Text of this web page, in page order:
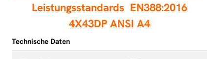
Leistungsstandards EN388:2016
4X43DP ANSI A4
Technische Daten